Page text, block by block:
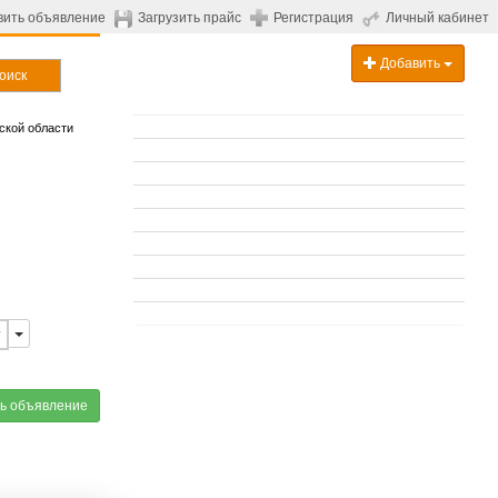
объявление Загрузить прайс Регистрация Личный кабинет
Добавить
области
объявление